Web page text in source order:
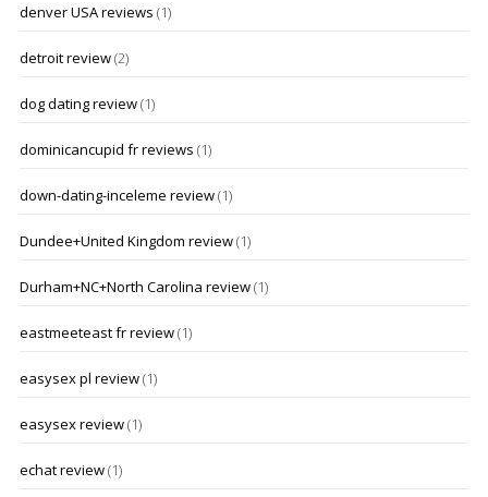
denver USA reviews (1)
detroit review(2)
dog dating review(1)
dominicancupid fr reviews (1)
down-dating-inceleme review(1)
Dundee+United Kingdom review(1)
Durham+NC+North Carolina review(1)
eastmeeteast fr review(1)
easysex pl review(1)
easysex review(1)
echat review(1)